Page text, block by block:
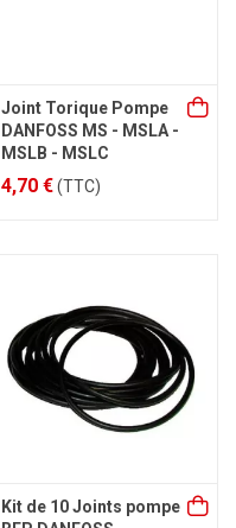
Joint Torique Pompe
DANFOSS MS - MSLA -
MSLB - MSLC
4,70 €(TTC)
Kit de 10 Joints pompe